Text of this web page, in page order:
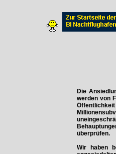
Die
werden von
überprüfen.
Wir haben